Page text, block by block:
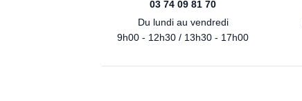
03 74 09 81 70
Du lundi au vendredi
9h00 - 12h30 / 13h30 - 17h00